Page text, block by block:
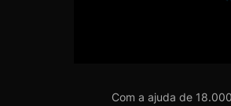
Com a ajuda de